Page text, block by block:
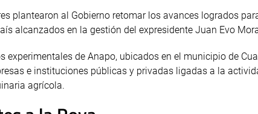
plantearon al Gobierno retomar los avances logrados
alcanzados en la gestión del expresidente Juan Evo
experimentales de Anapo, ubicados en el municipio de
e instituciones públicas y privadas ligadas a la
agrícola.